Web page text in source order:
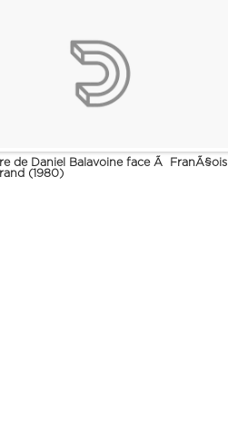
de Daniel Balavoine face Ã FranÃ§ois
(1980)